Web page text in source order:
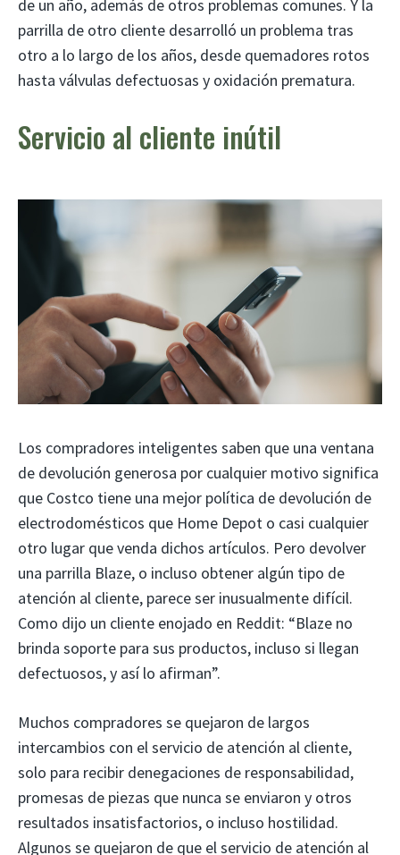
de un año, además de otros problemas comunes. Y la
parrilla de otro cliente desarrolló un problema tras
otro a lo largo de los años, desde quemadores rotos
hasta válvulas defectuosas y oxidación prematura.
Servicio al cliente inútil
Los compradores inteligentes saben que una ventana
de devolución generosa por cualquier motivo significa
que Costco tiene una mejor política de devolución de
electrodomésticos que Home Depot o casi cualquier
otro lugar que venda dichos artículos. Pero devolver
una parrilla Blaze, o incluso obtener algún tipo de
atención al cliente, parece ser inusualmente difícil.
Como dijo un cliente enojado en Reddit: “Blaze no
brinda soporte para sus productos, incluso si llegan
defectuosos, y así lo afirman”.
Muchos compradores se quejaron de largos
intercambios con el servicio de atención al cliente,
solo para recibir denegaciones de responsabilidad,
promesas de piezas que nunca se enviaron y otros
resultados insatisfactorios, o incluso hostilidad.
Algunos se quejaron de que el servicio de atención al